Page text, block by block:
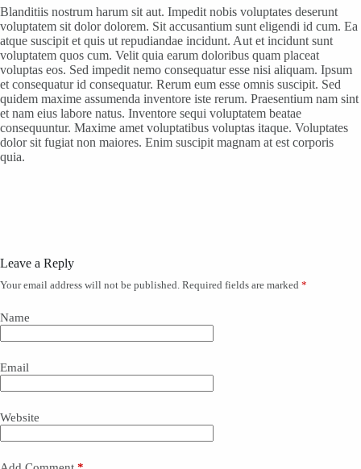
Blanditiis nostrum harum sit aut. Impedit nobis voluptates deserunt
voluptatem sit dolor dolorem. Sit accusantium sunt eligendi id cum. Ea
atque suscipit et quis ut repudiandae incidunt. Aut et incidunt sunt
voluptatem quos cum. Velit quia earum doloribus quam placeat
voluptas eos. Sed impedit nemo consequatur esse nisi aliquam. Ipsum
et consequatur id consequatur. Rerum eum esse omnis suscipit. Sed
quidem maxime assumenda inventore iste rerum. Praesentium nam sint
et nam eius labore natus. Inventore sequi voluptatem beatae
consequuntur. Maxime amet voluptatibus voluptas itaque. Voluptates
dolor sit fugiat non maiores. Enim suscipit magnam at est corporis
quia.
Leave a Reply
Your email address will not be published. Required fields are marked *
Name
Email
Website